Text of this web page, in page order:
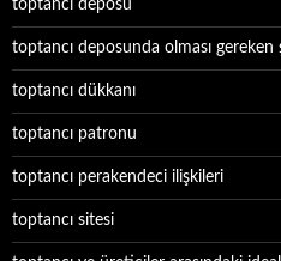
toptancı deposu
toptancı deposunda olması gereken
toptancı dükkanı
toptancı patronu
toptancı perakendeci ilişkileri
toptancı sitesi